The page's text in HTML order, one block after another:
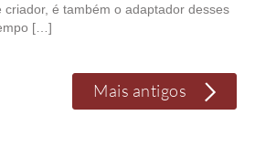
é também o adaptador desses
[…]
Mais antigos